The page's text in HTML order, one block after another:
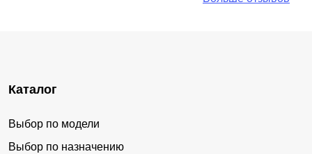
Каталог
Выбор по модели
Выбор по назначению